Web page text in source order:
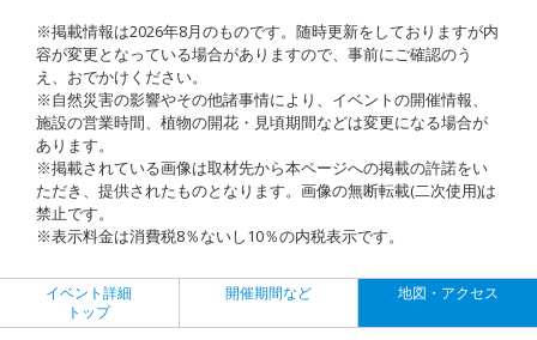
※掲載情報は2026年8月のものです。随時更新をしておりますが内
容が変更となっている場合がありますので、事前にご確認のう
え、おでかけください。
※自然災害の影響やその他諸事情により、イベントの開催情報、
施設の営業時間、植物の開花・見頃期間などは変更になる場合が
あります。
※掲載されている画像は取材先から本ページへの掲載の許諾をい
ただき、提供されたものとなります。画像の無断転載(二次使用)は
禁止です。
※表示料金は消費税8％ないし10％の内税表示です。
イベント詳細
トップ
開催期間など 地図・アクセス